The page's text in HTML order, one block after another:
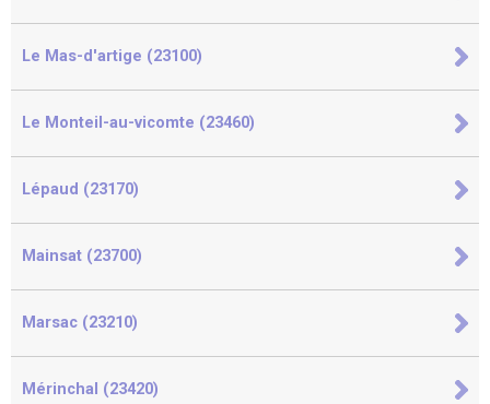
Le Mas-d'artige (23100)
Le Monteil-au-vicomte (23460)
Lépaud (23170)
Mainsat (23700)
Marsac (23210)
Mérinchal (23420)